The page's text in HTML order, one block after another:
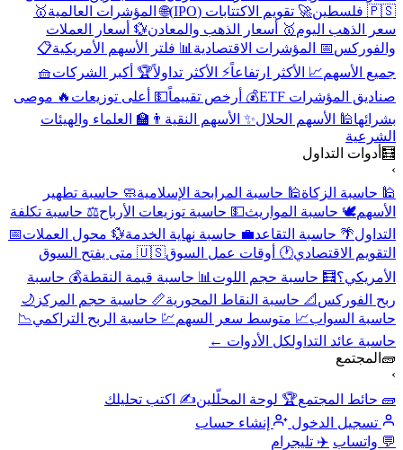
🇵🇸 فلسطين
🚀 تقويم الاكتتابات (IPO) 🌐 المؤشرات العالمية🥇
سعر الذهب اليوم🥇 أسعار الذهب والمعادن💱 أسعار العملات
والفوركس 📅 المؤشرات الاقتصادية📊 فلتر الأسهم الأمريكية📋
جميع الأسهم📈 الأكثر ارتفاعاً⚡ الأكثر تداولاً🏆 أكبر الشركات🧺
صناديق المؤشرات ETF
💰 أرخص تقييماً💵 أعلى توزيعات🔥 موصى
بشرائها🕌 الأسهم الحلال ✨ الأسهم النقية👨‍🏫 العلماء والهيئات
الشرعية
🧮أدوات التداول
🕌 حاسبة الزكاة🕌 حاسبة المرابحة الإسلامية🧼 حاسبة تطهير
الأسهم🕊️ حاسبة المواريث💵 حاسبة توزيعات الأرباح⚖️ حاسبة تكلفة
التداول 🌴 حاسبة التقاعد💼 حاسبة نهاية الخدمة💱 محول العملات📅
التقويم الاقتصادي🕐 أوقات عمل السوق
🇺🇸 متى يفتح السوق
الأمريكي؟🧮 حاسبة حجم اللوت📊 حاسبة قيمة النقطة💰 حاسبة
ربح الفوركس 📐 حاسبة النقاط المحورية📏 حاسبة حجم المركز 🌙
حاسبة السواب📈 متوسط سعر السهم💹 حاسبة الربح التراكمي 📉
حاسبة عائد التداولكل الأدوات ←
🧱المجتمع
🧱 حائط المجتمع🏆 لوحة المحلّلين✍️ اكتب تحليلك
تسجيل الدخول
إنشاء حساب
💬 واتساب ✈️ تليجرام